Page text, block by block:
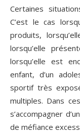
Certaines
C’est le cas
produits,
lorsqu’elle
lorsqu’elle est
enfant, d’un
sportif très
multiples. Dans
s’accompagner
de méfiance